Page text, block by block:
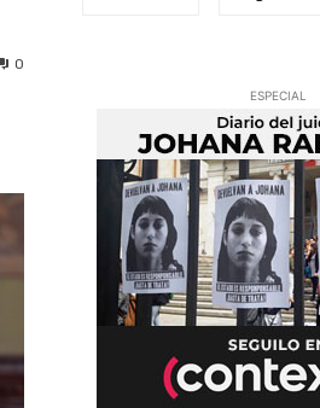
0
ESPECIAL